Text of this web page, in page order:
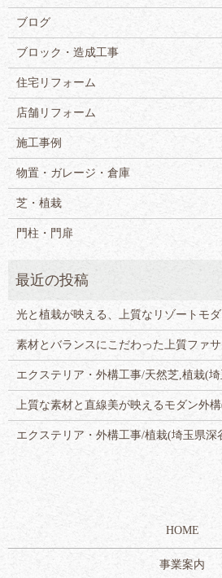
ブログ
ブロック・造成工事
住宅リフォーム
店舗リフォーム
施工事例
物置・ガレージ・倉庫
芝・植栽
門柱・門扉
光と植栽が映える、上質なリゾートモ
素材とバランスにこだわった上質ファ
エクステリア・外構工事/天然芝,植栽(
上質な素材と直線美が映えるモダン外
エクステリア・外構工事/植栽(埼玉県深
HOME
事業案内